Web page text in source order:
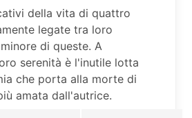
della vita di quattro
legate tra loro
di queste. A
serenità è l'inutile lotta
che porta alla morte di
amata dall'autrice.